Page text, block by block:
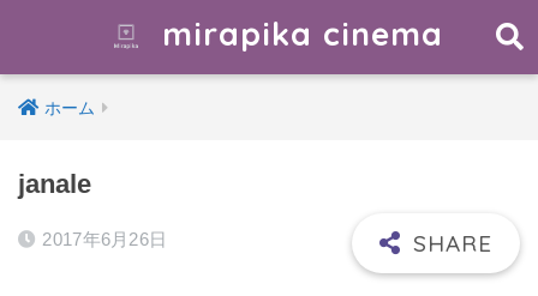
mirapika cinema
ホーム
janale
2017年6月26日